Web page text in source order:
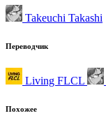
Takeuchi Takashi
Переводчик
Living FLCL
Похожее